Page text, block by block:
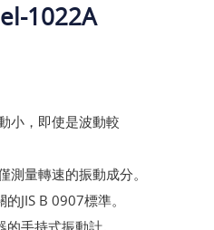
1022A
小，即使是波動較
測量轉速的振動成分。
JIS B 0907標準。